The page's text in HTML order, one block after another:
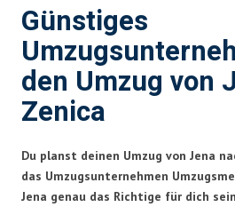
Günstiges
den Umzug von
Zenica
Du planst deinen Umzug von Jena
das Umzugsunternehmen
Jena genau das Richtige für dich